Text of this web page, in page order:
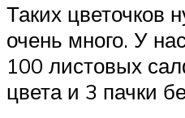
Таких цветочков
очень много. У
100 листовых
цвета и 3 пачки